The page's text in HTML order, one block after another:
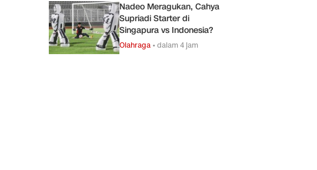
Nadeo Meragukan, Cahya
Supriadi Starter di
Singapura vs Indonesia?
Olahraga •dalam 4 jam